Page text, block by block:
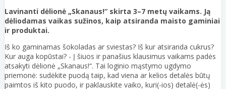
Lavinanti dėlionė „Skanaus!“ skirta 3–7 metų vaikams. Ją
dėliodamas vaikas sužinos, kaip atsiranda maisto gaminiai
ir produktai.
Iš ko gaminamas šokoladas ar sviestas? Iš kur atsiranda cukrus?
Kur auga kopūstai? - Į šiuos ir panašius klausimus vaikams padės
atsakyti dėlionė „Skanaus!“. Tai loginio mąstymo ugdymo
priemonė: sudėkite puodą taip, kad viena ar kelios detalės būtų
paimtos iš kito puodo, ir paklauskite vaiko, kuri(-ios) detalė(-ės)